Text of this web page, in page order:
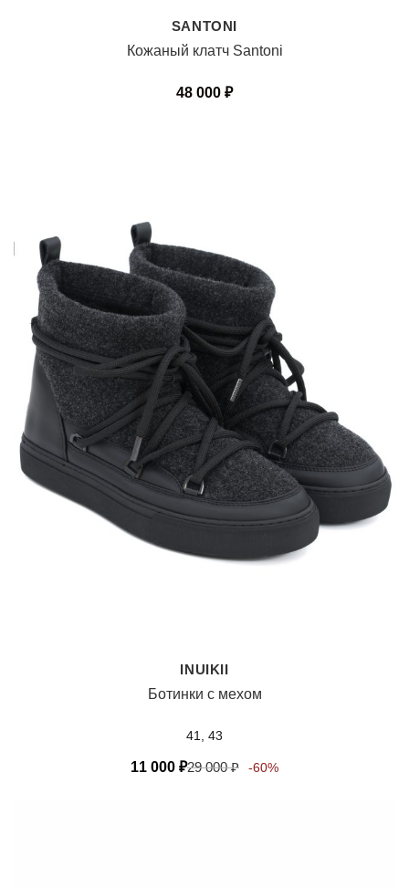
SANTONI
Кожаный клатч Santoni
48 000 ₽
INUIKII
Ботинки с мехом
41, 43
11 000 ₽29 000₽ -60%